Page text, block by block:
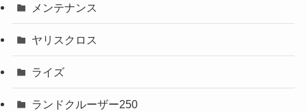
メンテナンス
ヤリスクロス
ライズ
ランドクルーザー250